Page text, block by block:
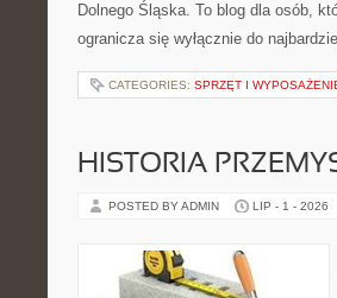
Dolnego Śląska. To blog dla osób,
ogranicza się wyłącznie do
CATEGORIES: SPRZĘT I
HISTORIA
POSTED BY ADMIN LIP - 1 - 2026